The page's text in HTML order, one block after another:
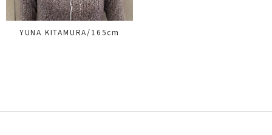
YUNA KITAMURA/165cm